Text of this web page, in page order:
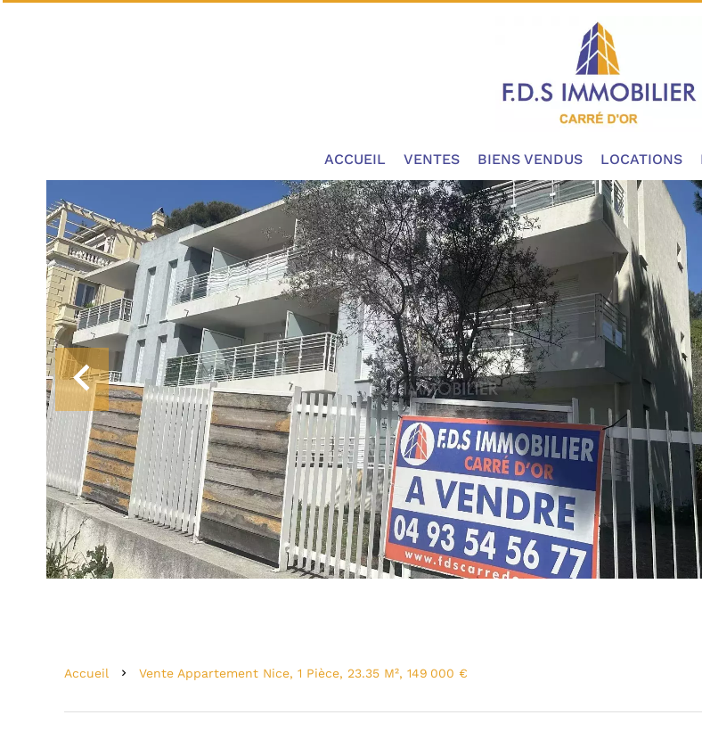
ACCUEIL VENTES BIENS VENDUS LOCATIONS
Accueil Vente Appartement Nice, 1 Pièce, 23.35 M², 149 000 €